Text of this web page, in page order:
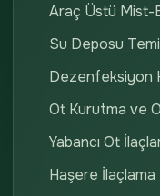
Araç Üstü Mist-
Su Deposu
Dezenfeksiyon
Ot Kurutma ve
Yabancı Ot
Haşere İlaçlama